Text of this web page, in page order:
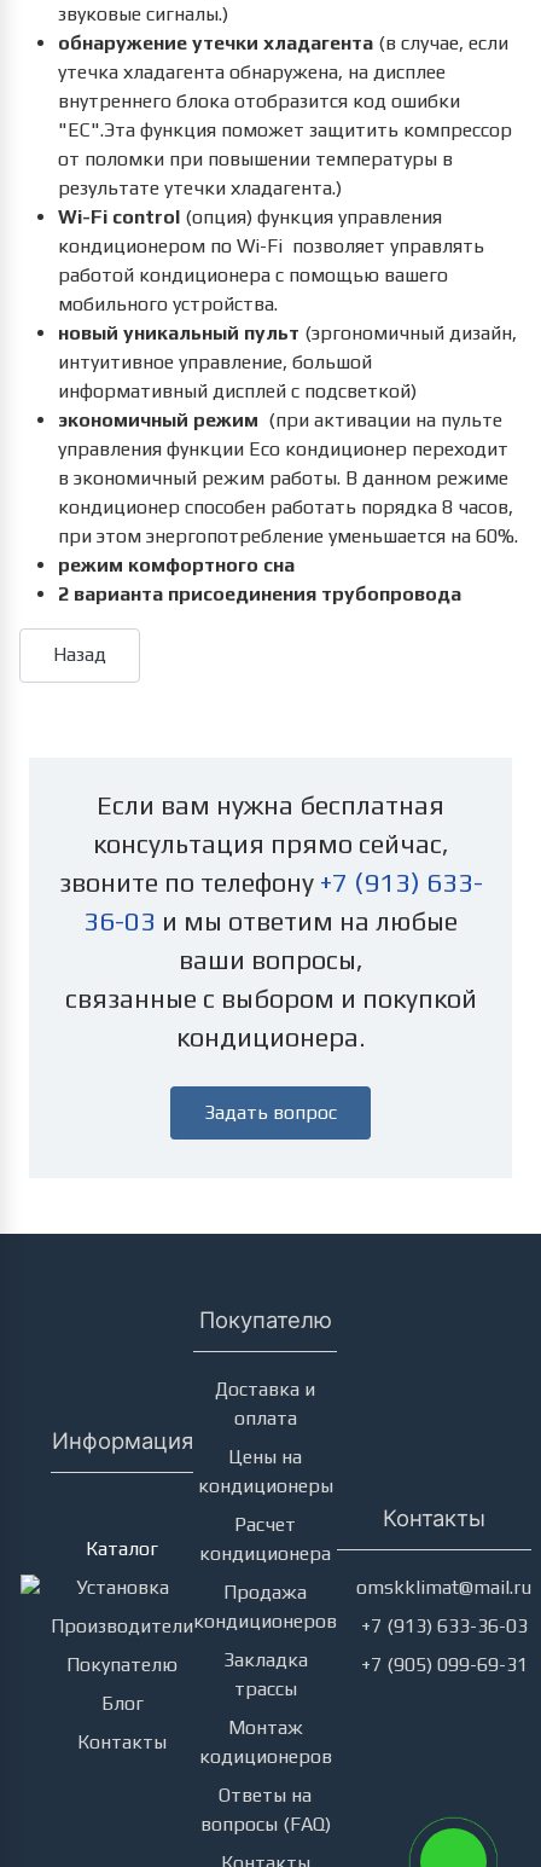
звуковые сигналы.)
обнаружение утечки хладагента (в случае, если
утечка хладагента обнаружена, на дисплее
внутреннего блока отобразится код ошибки
"EC".Эта функция поможет защитить компрессор
от поломки при повышении температуры в
результате утечки хладагента.)
Wi-Fi control (опция) функция управления
кондиционером по Wi-Fi позволяет управлять
работой кондиционера с помощью вашего
мобильного устройства.
новый уникальный пульт (эргономичный дизайн,
интуитивное управление, большой
информативный дисплей с подсветкой)
экономичный режим (при активации на пульте
управления функции Eco кондиционер переходит
в экономичный режим работы. В данном режиме
кондиционер способен работать порядка 8 часов,
при этом энергопотребление уменьшается на 60%.
режим комфортного сна
2 варианта присоединения трубопровода
Если вам нужна бесплатная
консультация прямо сейчас,
звоните по телефону +7 (913) 633-
36-03 и мы ответим на любые
ваши вопросы,
связанные с выбором и покупкой
кондиционера.
Задать вопрос
Информация
Каталог
Установка
Производители
Покупателю
Блог
Контакты
Покупателю
Доставка и
оплата
Цены на
кондиционеры
Расчет
кондиционера
Продажа
кондиционеров
Закладка
трассы
Монтаж
кодиционеров
Ответы на
вопросы (FAQ)
Контакты
omskklimat@mail.ru
+7 (913) 633-36-03
+7 (905) 099-69-31